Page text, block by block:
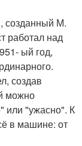
созданный М.
работал над
ый год,
создав
можно
или "ужасно". К
в машине: от